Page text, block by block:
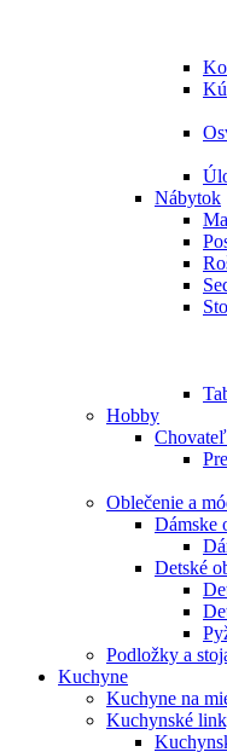
Nábytok
Hobby
Oblečenie a
Dámske
Detské
Podložky a
Kuchyne
Kuchyne na
Kuchynské